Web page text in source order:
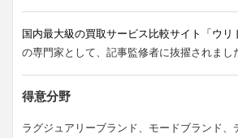
国内最大級の買取サービス比較サイト「ウリ
の専門家として、記事監修者に抜擢されまし
得意分野
ラグジュアリーブランド、モードブランド、